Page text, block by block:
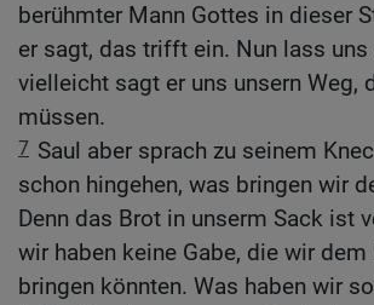
berühmter Mann Gottes in dieser
er sagt, das trifft ein. Nun lass uns
vielleicht sagt er uns unsern Weg,
müssen.
7 Saul aber sprach zu seinem
schon hingehen, was bringen wir
Denn das Brot in unserm Sack ist
wir haben keine Gabe, die wir
bringen könnten. Was haben wir